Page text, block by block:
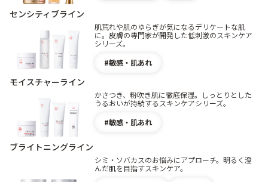
センシティブライン
肌荒れや肌のゆらぎが気になるデリケートな肌
に。皮膚の専門家が開発した低刺激のスキンケア
シリーズ。
敏感・肌あれ
モイスチャーライン
かさつき、粉吹き肌に徹底保湿。しっとりとした
うるおいが持続するスキンケアシリーズ。
敏感・肌あれ
ブライトニングライン
シミ・ソバカスのお悩みにアプローチ。明るく澄
んだ肌を目指すスキンケア。